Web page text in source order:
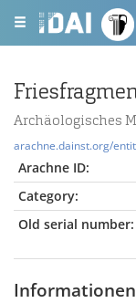
Archäologisches
arachne.dainst.org/
Arachne ID:
Category:
Old serial number: